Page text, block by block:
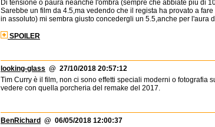
Di tensione o paura neanche l'ombra (sempre che abbiate piú di
Sarebbe un film da 4.5,ma vedendo che il regista ha provato a
in assoluto) mi sembra giusto concedergli un 5.5,anche per l'aura
SPOILER
looking-glass @ 27/10/2018 20:57:12
Tim Curry è il film, non ci sono effetti speciali moderni o fotografia
vedere con quella porcheria del remake del 2017.
BenRichard @ 06/05/2018 12:00:37